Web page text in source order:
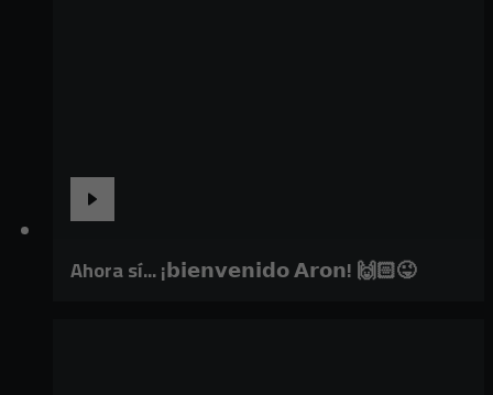
Ahora sí... ¡𝗯𝗶𝗲𝗻𝘃𝗲𝗻𝗶𝗱𝗼 𝗔𝗿𝗼𝗻! 🙌🏻😜